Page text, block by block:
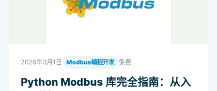
2026年3月1日 Modbus编程开发 免费
Python Modbus 库完全指南：从入